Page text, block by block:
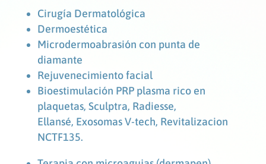
Cirugía Dermatológica
Dermoestética
Microdermoabrasión con punta de
diamante
Rejuvenecimiento facial
Bioestimulación PRP plasma rico en
plaquetas, Sculptra, Radiesse,
Ellansé, Exosomas V-tech, Revitalizacion
NCTF135.